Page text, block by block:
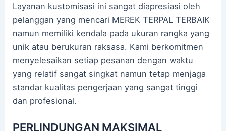
Layanan kustomisasi ini sangat diapresiasi oleh
pelanggan yang mencari MEREK TERPAL TERBAIK
namun memiliki kendala pada ukuran rangka yang
unik atau berukuran raksasa. Kami berkomitmen
menyelesaikan setiap pesanan dengan waktu
yang relatif sangat singkat namun tetap menjaga
standar kualitas pengerjaan yang sangat tinggi
dan profesional.
PERLINDUNGAN MAKSIMAL